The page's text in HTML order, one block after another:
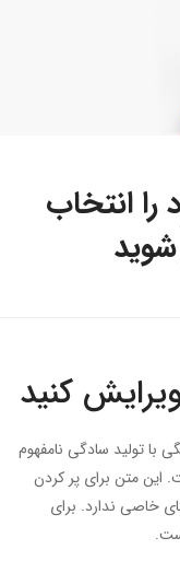
انتخاب
کنید
تولید سادگی نامفهوم
این متن برای پر کردن
خاصی ندارد. برای